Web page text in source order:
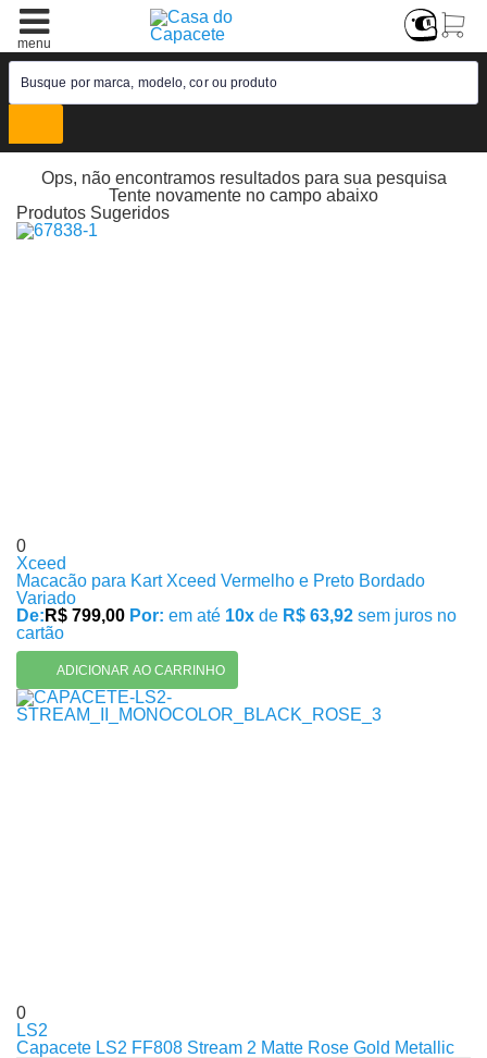
Ops, não encontramos resultados para sua pesquisa
Tente novamente no campo abaixo
Produtos Sugeridos
20% off
0
Xceed
Macacão para Kart Xceed Vermelho e Preto Bordado
Variado
De: R$ 799,00 Por: em até 10x de R$ 63,92 sem juros no
cartão
ADICIONAR AO CARRINHO
0
LS2
Capacete LS2 FF808 Stream 2 Matte Rose Gold Metallic
+ 33% off
Ganhe 1 Boné
50% off